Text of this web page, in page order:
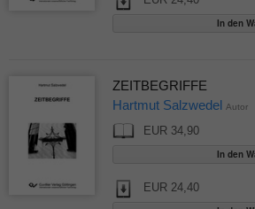
ZEITBEGRIFFE
Hartmut Salzwedel Autor
EUR 34,90
EUR 24,40